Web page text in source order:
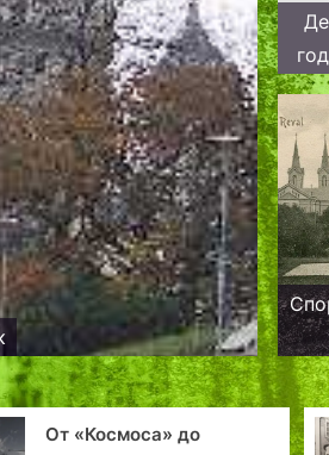
От «Космоса» до